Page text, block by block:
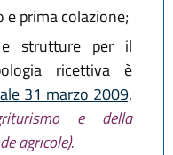
prima colazione;
e strutture per il
ricettiva è
31 marzo 2009,
e della
agricole).